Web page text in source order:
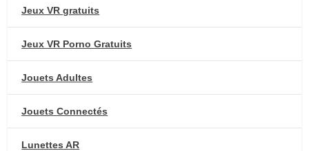
Jeux VR gratuits
Jeux VR Porno Gratuits
Jouets Adultes
Jouets Connectés
Lunettes AR